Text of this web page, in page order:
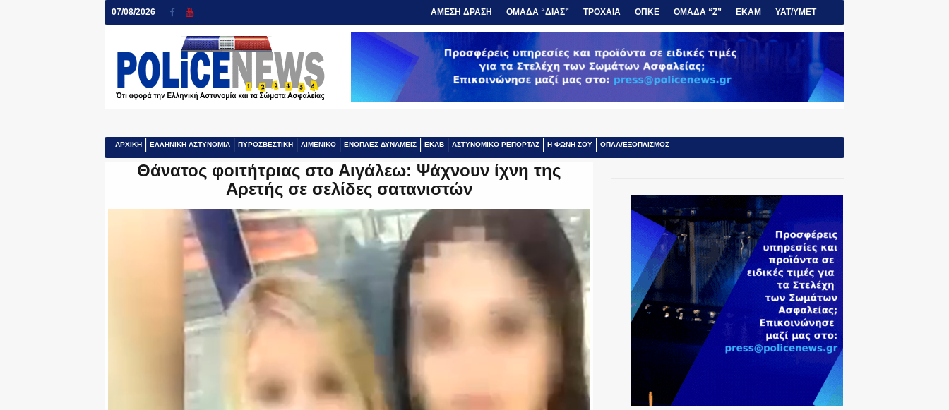
07/08/2026 ΑΜΕΣΗ ΔΡΑΣΗ ΟΜΑΔΑ “ΔΙΑΣ” ΤΡΟΧΑΙΑ ΟΠΚΕ ΟΜΑΔΑ “Ζ” ΕΚΑΜ ΥΑΤ/ΥΜΕΤ
ΑΡΧΙΚΗ ΕΛΛΗΝΙΚΗ ΑΣΤΥΝΟΜΙΑ ΠΥΡΟΣΒΕΣΤΙΚΗ ΛΙΜΕΝΙΚΟ ΕΝΟΠΛΕΣ ΔΥΝΑΜΕΙΣ ΕΚΑΒ ΑΣΤΥΝΟΜΙΚΟ ΡΕΠΟΡΤΑΖ Η ΦΩΝΗ ΣΟΥ ΟΠΛΑ/ΕΞΟΠΛΙΣΜΟΣ
Θάνατος φοιτήτριας στο Αιγάλεω: Ψάχνουν ίχνη της
Αρετής σε σελίδες σατανιστών